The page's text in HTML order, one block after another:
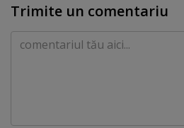
Trimite un comentariu
Comentariu